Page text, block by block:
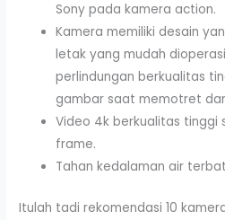
Sony pada kamera action.
Kamera memiliki desain
letak yang mudah
perlindungan berkualitas
gambar saat memotret
Video 4k berkualitas tinggi
frame.
Tahan kedalaman air
Itulah tadi rekomendasi 10